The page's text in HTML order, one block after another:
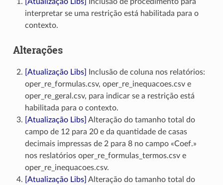
interpretar se uma restrição está habilitada para o
contexto.
Alterações
[Atualização Libs]
Inclusão de coluna nos relatórios:
oper_re_formulas.csv, oper_re_inequacoes.csv e
oper_re_geral.csv, para indicar se a restrição está
habilitada para o contexto.
[Atualização Libs] Alteração do tamanho total do
campo de 12 para 20 e da quantidade de casas
decimais impressas de 2 para 8 no campo «Coef.»
nos reslatórios oper_re_formulas_termos.csv e
oper_re_inequacoes.csv.
[Atualização Libs] Alteração do tamanho total do